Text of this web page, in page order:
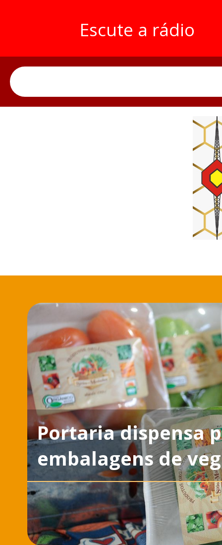
Escute a rádio
Portaria dispensa
embalagens de